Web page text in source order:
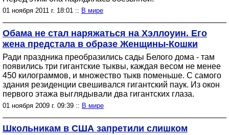
01 ноября 2011 г. 18:01 :: В мире
Обама не стал наряжаться на Хэллоуин. Его
жена предстала в образе Женщины-Кошки
Ради праздника преобразились сады Белого дома - там
появились три гигантские тыквы, каждая весом не менее
450 килограммов, и множество тыкв поменьше. С самого
здания резиденции свешивался гигантский паук. Из окон
первого этажа выглядывали два гигантских глаза.
01 ноября 2009 г. 09:39 :: В мире
Школьникам в США запретили слишком